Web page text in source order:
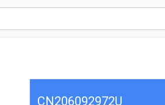
CN206092972U